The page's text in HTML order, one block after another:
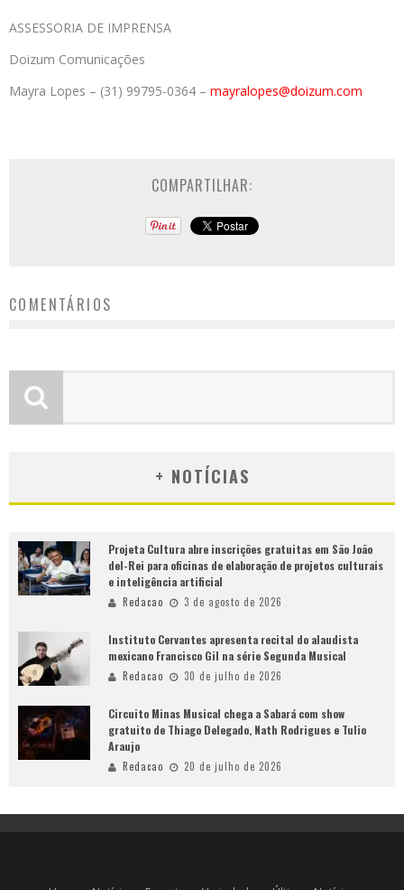
ASSESSORIA DE IMPRENSA
Doizum Comunicações
Mayra Lopes – (31) 99795-0364 – mayralopes@doizum.com
COMPARTILHAR:
COMENTÁRIOS
+ NOTÍCIAS
Projeta Cultura abre inscrições gratuitas em São João
del-Rei para oficinas de elaboração de projetos culturais
e inteligência artificial
Redacao 3 de agosto de 2026
Instituto Cervantes apresenta recital do alaudista
mexicano Francisco Gil na série Segunda Musical
Redacao 30 de julho de 2026
Circuito Minas Musical chega a Sabará com show
gratuito de Thiago Delegado, Nath Rodrigues e Tulio
Araujo
Redacao 20 de julho de 2026